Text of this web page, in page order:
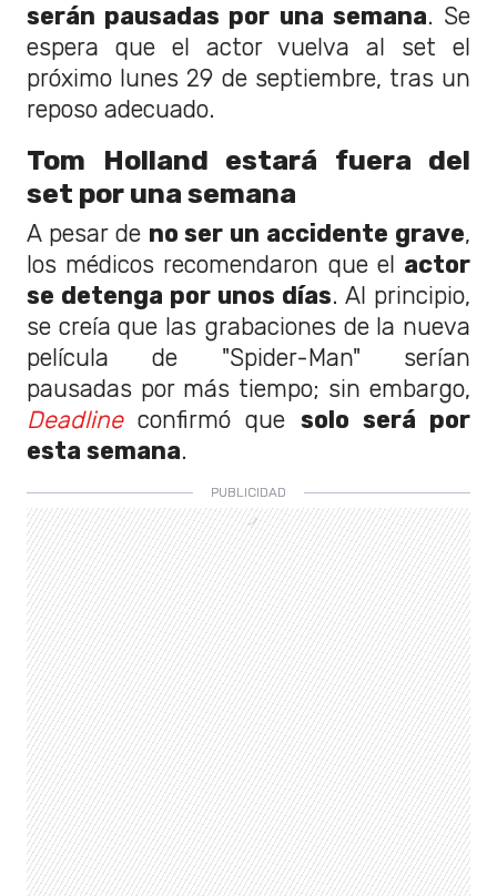
serán pausadas por una semana. Se
espera que el actor vuelva al set el
próximo lunes 29 de septiembre, tras un
reposo adecuado.
Tom Holland estará fuera del
set por una semana
A pesar de no ser un accidente grave,
los médicos recomendaron que el actor
se detenga por unos días. Al principio,
se creía que las grabaciones de la nueva
película de "Spider-Man" serían
pausadas por más tiempo; sin embargo,
Deadline confirmó que solo será por
esta semana.